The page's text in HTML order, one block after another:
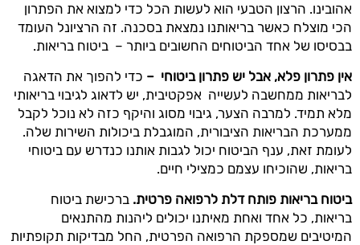
אהובינו. הרצון הטבעי הוא לעשות הכל כדי למצוא את הפתרון
הכי מוצלח כאשר בריאותנו נמצאת בסכנה. זה הרציונל העומד
בבסיסו של אחד הביטוחים החשובים ביותר – ביטוח בריאות.
אין פתרון פלא, אבל יש פתרון ביטוחי – כדי להפוך את הדאגה
לבריאות ממחשבה לעשייה אפקטיבית, יש לדאוג לגיבוי בריאותי
מלא תמיד. למרבה הצער, גיבוי מסוג והיקף כזה לא נוכל לקבל
ממערכת הבריאות הציבורית, המוגבלת ביכולות השירות שלה.
לעומת זאת, ענף הביטוח יכול לגבות אותנו כנדרש עם ביטוחי
בריאות, שהוכיחו עצמם כמצילי חיים.
ביטוח בריאות פותח דלת לרפואה פרטית. ברכישת ביטוח
בריאות, כל אחד ואחת מאיתנו יכולים ליהנות מהתנאים
המיטיבים שמספקת הרפואה הפרטית, החל מבדיקות תקופתיות